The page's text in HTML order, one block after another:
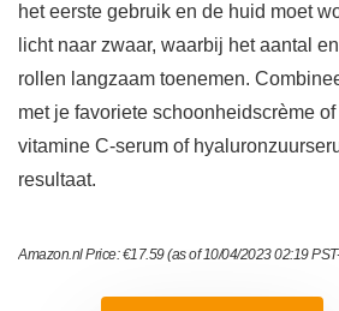
het eerste gebruik en de huid moet
licht naar zwaar, waarbij het aantal
rollen langzaam toenemen.
met je favoriete schoonheidscrème
vitamine C-serum of
resultaat.
Amazon.nl Price:€17.59(as of 10/04/2023 02:19